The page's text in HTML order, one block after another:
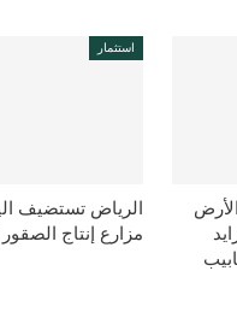
استثمار
الرياض تستضيف
مزارع إنتاج الصقور 2026